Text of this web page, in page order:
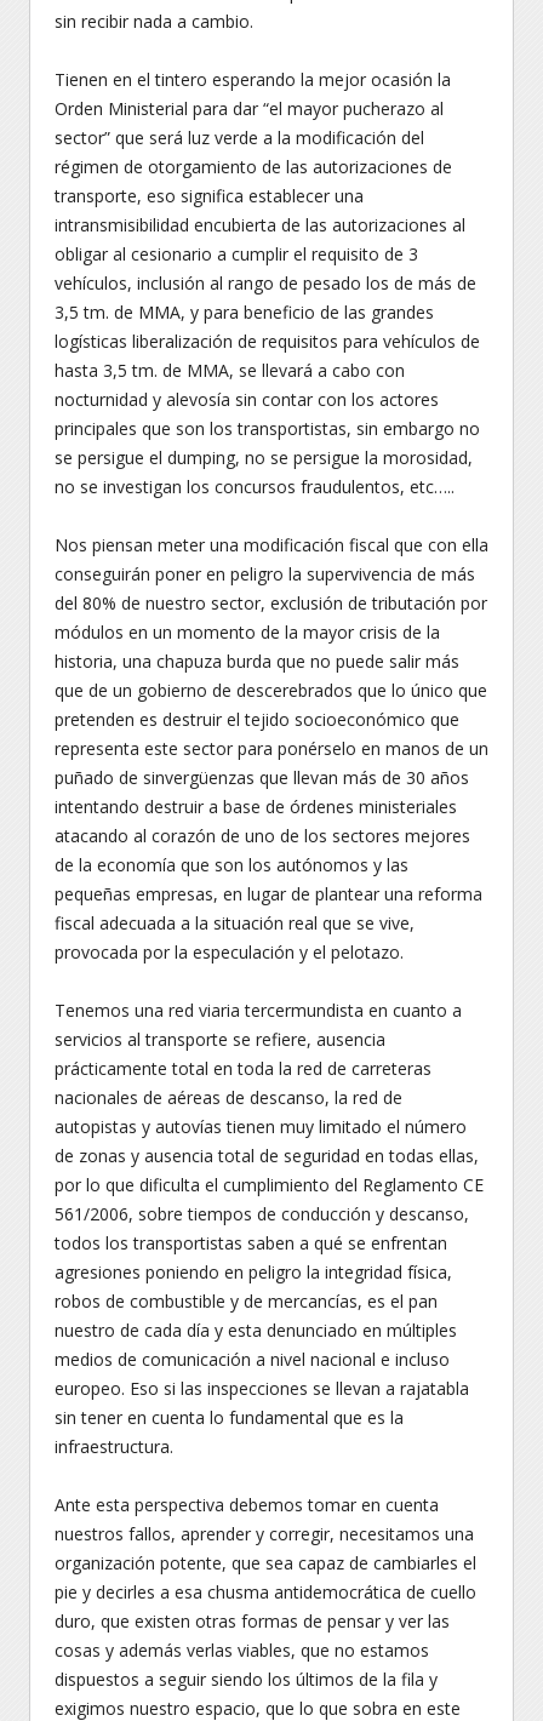
sin recibir nada a cambio.
Tienen en el tintero esperando la mejor ocasión la
Orden Ministerial para dar “el mayor pucherazo al
sector” que será luz verde a la modificación del
régimen de otorgamiento de las autorizaciones de
transporte, eso significa establecer una
intransmisibilidad encubierta de las autorizaciones al
obligar al cesionario a cumplir el requisito de 3
vehículos, inclusión al rango de pesado los de más de
3,5 tm. de MMA, y para beneficio de las grandes
logísticas liberalización de requisitos para vehículos de
hasta 3,5 tm. de MMA, se llevará a cabo con
nocturnidad y alevosía sin contar con los actores
principales que son los transportistas, sin embargo no
se persigue el dumping, no se persigue la morosidad,
no se investigan los concursos fraudulentos, etc…..
Nos piensan meter una modificación fiscal que con ella
conseguirán poner en peligro la supervivencia de más
del 80% de nuestro sector, exclusión de tributación por
módulos en un momento de la mayor crisis de la
historia, una chapuza burda que no puede salir más
que de un gobierno de descerebrados que lo único que
pretenden es destruir el tejido socioeconómico que
representa este sector para ponérselo en manos de un
puñado de sinvergüenzas que llevan más de 30 años
intentando destruir a base de órdenes ministeriales
atacando al corazón de uno de los sectores mejores
de la economía que son los autónomos y las
pequeñas empresas, en lugar de plantear una reforma
fiscal adecuada a la situación real que se vive,
provocada por la especulación y el pelotazo.
Tenemos una red viaria tercermundista en cuanto a
servicios al transporte se refiere, ausencia
prácticamente total en toda la red de carreteras
nacionales de aéreas de descanso, la red de
autopistas y autovías tienen muy limitado el número
de zonas y ausencia total de seguridad en todas ellas,
por lo que dificulta el cumplimiento del Reglamento CE
561/2006, sobre tiempos de conducción y descanso,
todos los transportistas saben a qué se enfrentan
agresiones poniendo en peligro la integridad física,
robos de combustible y de mercancías, es el pan
nuestro de cada día y esta denunciado en múltiples
medios de comunicación a nivel nacional e incluso
europeo. Eso si las inspecciones se llevan a rajatabla
sin tener en cuenta lo fundamental que es la
infraestructura.
Ante esta perspectiva debemos tomar en cuenta
nuestros fallos, aprender y corregir, necesitamos una
organización potente, que sea capaz de cambiarles el
pie y decirles a esa chusma antidemocrática de cuello
duro, que existen otras formas de pensar y ver las
cosas y además verlas viables, que no estamos
dispuestos a seguir siendo los últimos de la fila y
exigimos nuestro espacio, que lo que sobra en este